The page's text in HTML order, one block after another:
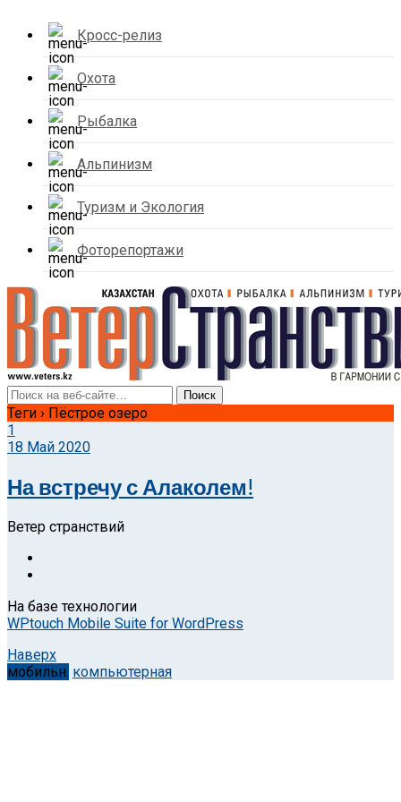
Кросс-релиз
Охота
Рыбалка
Альпинизм
Туризм и Экология
Фоторепортажи
Теги › Пёстрое озеро
1
18 Май 2020
На встречу с Алаколем!
Ветер странствий
На базе технологии
WPtouch Mobile Suite for WordPress
Наверх
мобильн. компьютерная